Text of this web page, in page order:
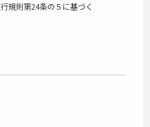
規則第24条の５に基づく